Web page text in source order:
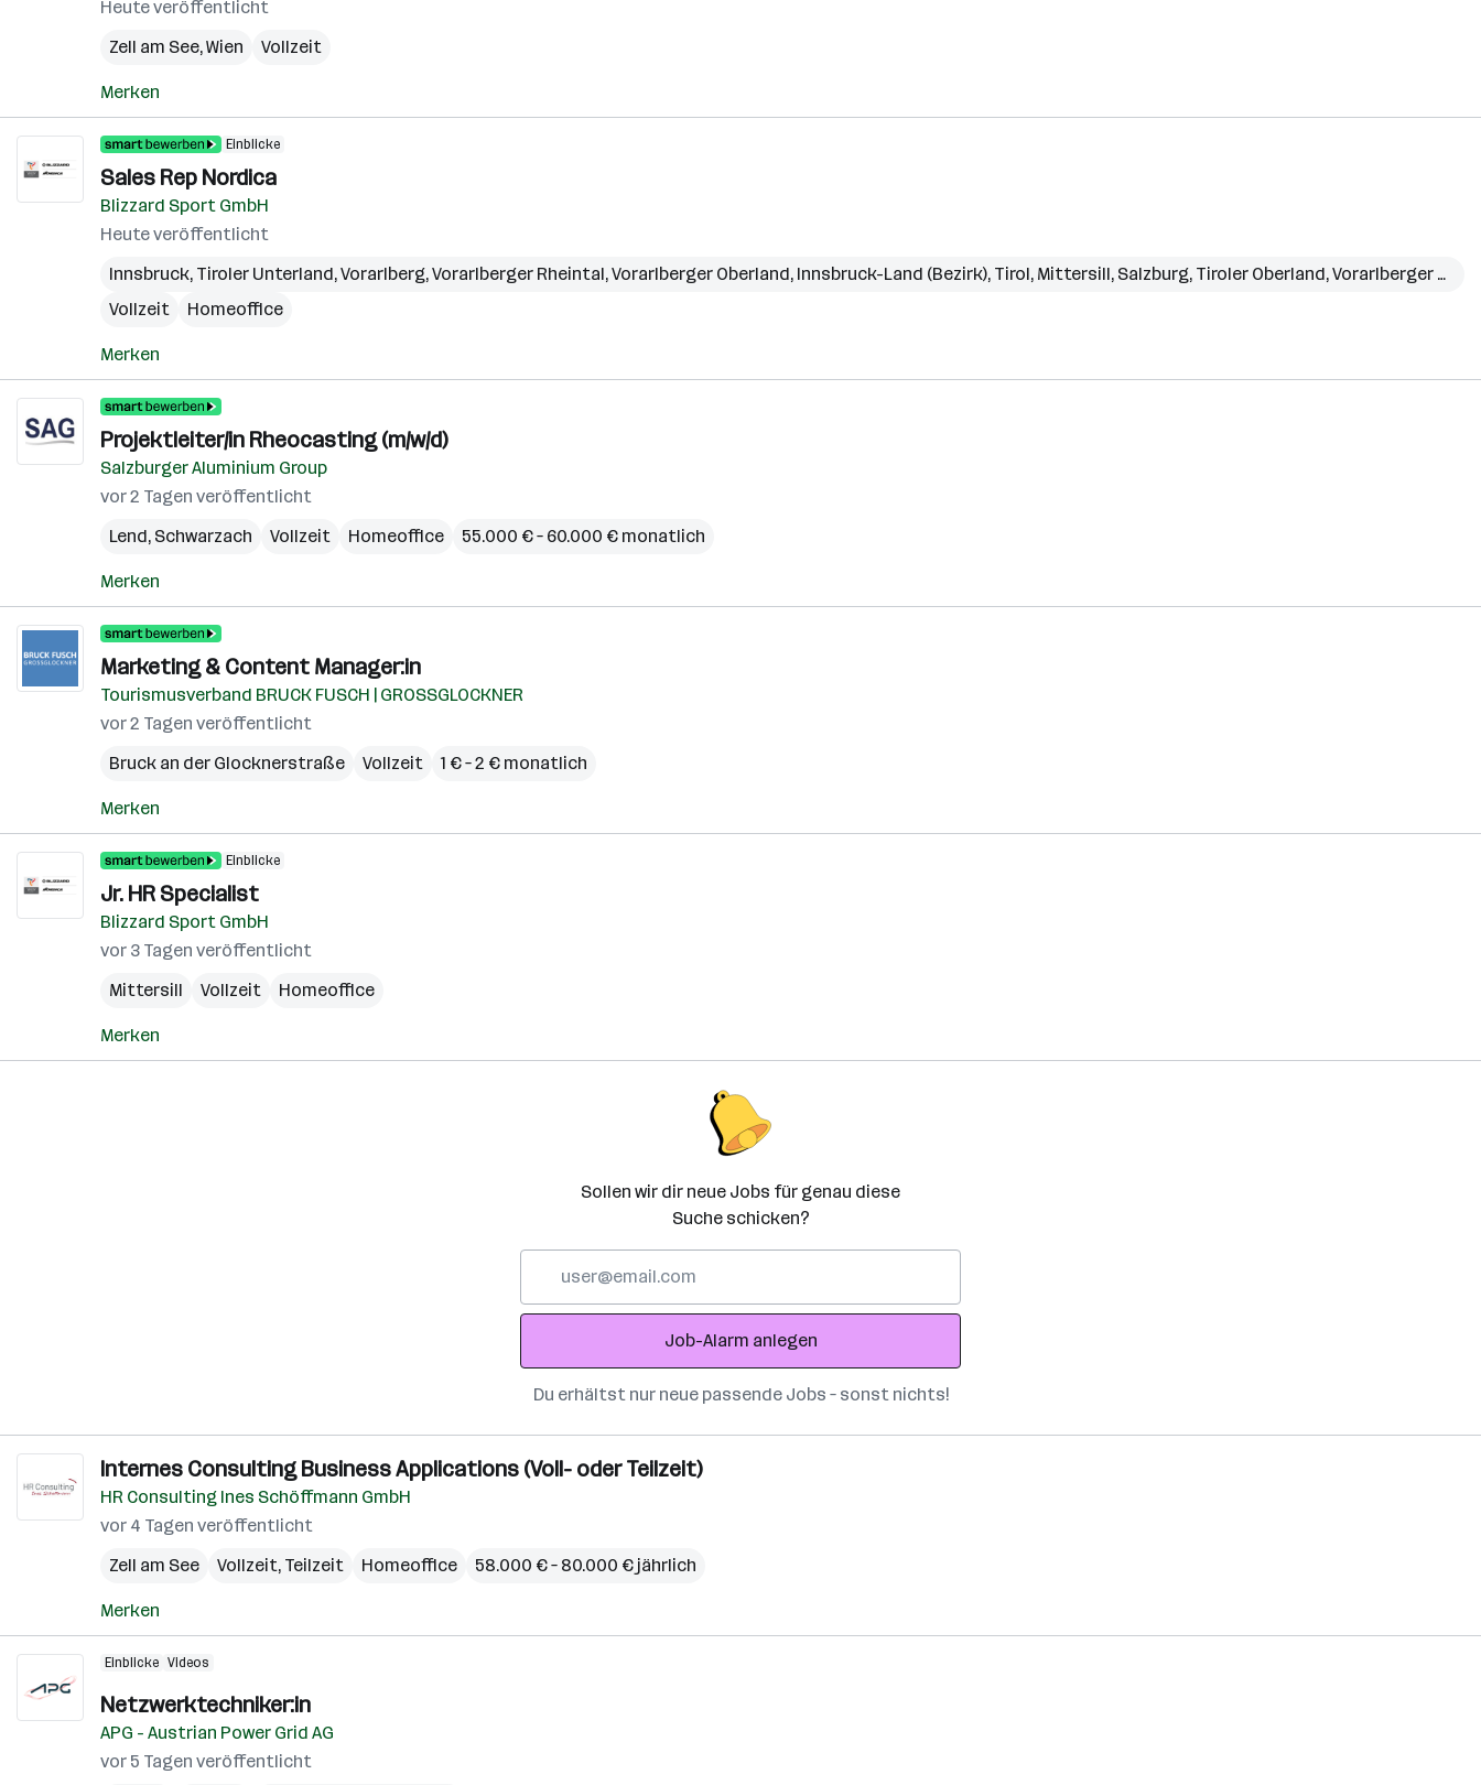
Heute veröffentlicht
Zell am See,Wien Vollzeit
Merken
Einblicke
Sales Rep Nordica
Blizzard Sport GmbH
Heute veröffentlicht
Innsbruck, Tiroler Unterland,Vorarlberg,Vorarlberger Rheintal,Vorarlberger Oberland, Innsbruck-Land (Bezirk), Tirol, Mittersill, Salzburg, Tiroler Oberland,Vorarlberger Unterland
Vollzeit
Homeoffice
Merken
Projektleiter/in Rheocasting (m/w/d)
Salzburger Aluminium Group
vor 2 Tagen veröffentlicht
Lend, Schwarzach Vollzeit Homeoffice 55.000 € – 60.000 € monatlich
Merken
Marketing & Content Manager:in
Tourismusverband BRUCK FUSCH | GROSSGLOCKNER
vor 2 Tagen veröffentlicht
Bruck an der Glocknerstraße
Vollzeit 1 € – 2 € monatlich
Merken
Einblicke
Jr. HR Specialist
Blizzard Sport GmbH
vor 3 Tagen veröffentlicht
Mittersill
Vollzeit Homeoffice
Merken
Sollen wir dir neue Jobs für genau diese
Suche schicken?
Adresse
Job-Alarm anlegen
Du erhältst nur neue passende Jobs – sonst nichts!
Internes Consulting Business Applications (Voll- oder Teilzeit)
HR Consulting Ines Schöffmann GmbH
vor 4 Tagen veröffentlicht
Zell am See
Vollzeit, Teilzeit Homeoffice 58.000 € – 80.000 € jährlich
Merken
Einblicke Videos
Netzwerktechniker:in
APG - Austrian Power Grid AG
vor 5 Tagen veröffentlicht